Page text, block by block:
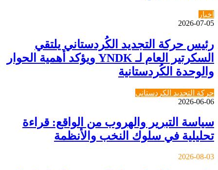
2026-07-
حركة التجديد الكُردستاني يلتقي
السكرتير العام لـ YNDK ويؤكد أهمية الحوار
الكُردستانية
التجديد الكردستاني
2026-06-
التبرير والهروب من الواقع: قراءة
في سلوك النخب والأنظمة
2026-08-